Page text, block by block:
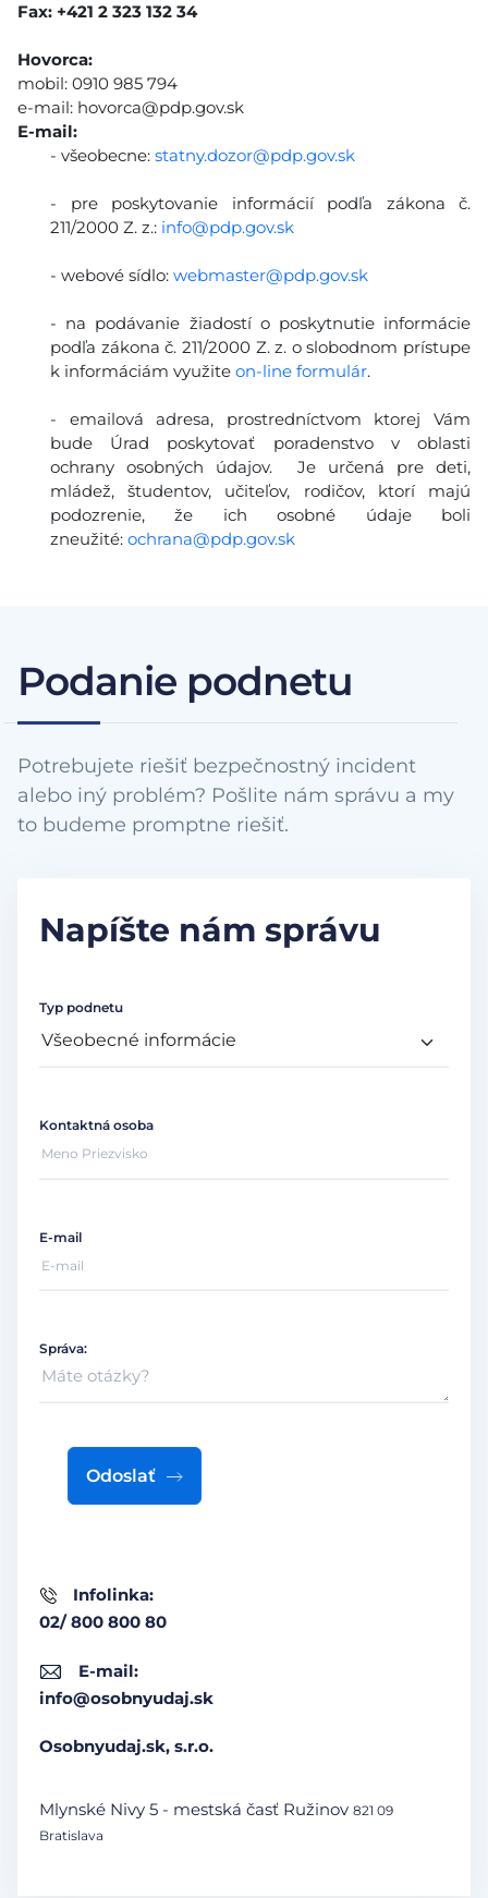
Fax: +421 2 323 132 34
Hovorca:
mobil: 0910 985 794
e-mail: hovorca@pdp.gov.sk
E-mail:
- všeobecne: statny.dozor@pdp.gov.sk
- pre poskytovanie informácií podľa zákona č.
211/2000 Z. z.: info@pdp.gov.sk
- webové sídlo: webmaster@pdp.gov.sk
- na podávanie žiadostí o poskytnutie informácie
podľa zákona č. 211/2000 Z. z. o slobodnom prístupe
k informáciám využite on-line formulár.
- emailová adresa, prostredníctvom ktorej Vám
bude Úrad poskytovať poradenstvo v oblasti
ochrany osobných údajov. Je určená pre deti,
mládež, študentov, učiteľov, rodičov, ktorí majú
podozrenie, že ich osobné údaje boli
zneužité: ochrana@pdp.gov.sk
Podanie podnetu
Potrebujete riešiť bezpečnostný incident
alebo iný problém? Pošlite nám správu a my
to budeme promptne riešiť.
Napíšte nám správu
Infolinka:
02/ 800 800 80
E-mail:
info@osobnyudaj.sk
Osobnyudaj.sk, s.r.o.
Mlynské Nivy 5 - mestská časť Ružinov 821 09
Bratislava
Typ podnetu
Kontaktná osoba
E-mail
Správa:
Odoslať